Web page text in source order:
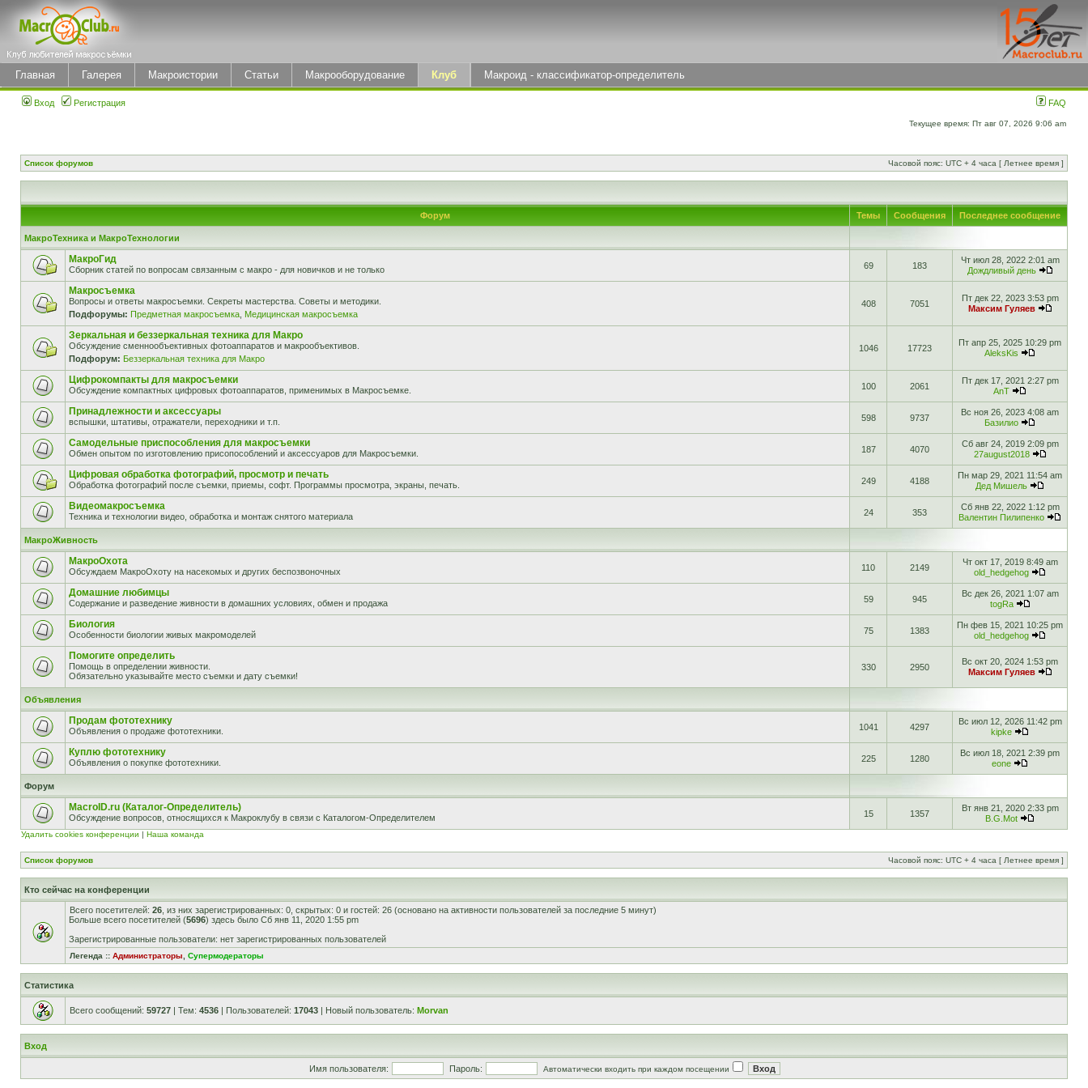
Главная Галерея Макроистории Статьи Макрооборудование Клуб Макроид - классификатор-определитель
Вход Регистрация FAQ
Текущее время: Пт авг 07, 2026 9:06 am
Список форумов Часовой пояс: UTC + 4 часа [ Летнее время ]
Форум Темы Сообщения Последнее сообщение
МакроТехника и МакроТехнологии
МакроГид
Сборник статей по вопросам связанным с макро - для новичков и не только 69 183
Чт июл 28, 2022 2:01 am
Дождливый день
Макросъемка
Вопросы и ответы макросъемки. Секреты мастерства. Советы и методики.
Подфорумы: Предметная макросъемка Медицинская макросъемка
408 7051
Пт дек 22, 2023 3:53 pm
Максим Гуляев
Зеркальная и беззеркальная техника для Макро
Обсуждение сменнообъективных фотоаппаратов и макрообъективов.
Подфорум: Беззеркальная техника для Макро
1046 17723
Пт апр 25, 2025 10:29 pm
AleksKis
Цифрокомпакты для макросъемки
Обсуждение компактных цифровых фотоаппаратов, применимых в Макросъемке. 100 2061
Пт дек 17, 2021 2:27 pm
AnT
Принадлежности и аксессуары
вспышки, штативы, отражатели, переходники и т.п. 598 9737
Вс ноя 26, 2023 4:08 am
Базилио
Самодельные приспособления для макросъемки
Обмен опытом по изготовлению присопособлений и аксессуаров для Макросъемки. 187 4070
Сб авг 24, 2019 2:09 pm
27august2018
Цифровая обработка фотографий, просмотр и печать
Обработка фотографий после съемки, приемы, софт. Программы просмотра, экраны, печать. 249 4188
Пн мар 29, 2021 11:54 am
Дед Мишель
Видеомакросъемка
Техника и технологии видео, обработка и монтаж снятого материала 24 353
Сб янв 22, 2022 1:12 pm
Валентин Пилипенко
МакроЖивность
МакроОхота
Обсуждаем МакроОхоту на насекомых и других беспозвоночных 110 2149
Чт окт 17, 2019 8:49 am
old_hedgehog
Домашние любимцы
Содержание и разведение живности в домашних условиях, обмен и продажа 59 945
Вс дек 26, 2021 1:07 am
togRa
Биология
Особенности биологии живых макромоделей 75 1383
Пн фев 15, 2021 10:25 pm
old_hedgehog
Помогите определить
Помощь в определении живности.
Обязательно указывайте место съемки и дату съемки!
330 2950
Вс окт 20, 2024 1:53 pm
Максим Гуляев
Объявления
Продам фототехнику
Объявления о продаже фототехники. 1041 4297
Вс июл 12, 2026 11:42 pm
kipke
Куплю фототехнику
Объявления о покупке фототехники. 225 1280
Вс июл 18, 2021 2:39 pm
eone
Форум
MacroID.ru (Каталог-Определитель)
Обсуждение вопросов, относящихся к Макроклубу в связи с Каталогом-Определителем 15 1357
Вт янв 21, 2020 2:33 pm
B.G.Mot
Удалить cookies конференции | Наша команда
Список форумов Часовой пояс: UTC + 4 часа [ Летнее время ]
Кто сейчас на конференции
Всего посетителей: 26 , из них зарегистрированных: 0, скрытых: 0 и гостей: 26 (основано на активности пользователей за последние 5 минут)
Больше всего посетителей (5696) здесь было Сб янв 11, 2020 1:55 pm
Зарегистрированные пользователи: нет зарегистрированных пользователей
Легенда :: Администраторы Супермодераторы
Статистика
Всего сообщений: 59727 | Тем: 4536 | Пользователей: 17043 | Новый пользователь: Morvan
Вход
Имя пользователя: Пароль: Автоматически входить при каждом посещении